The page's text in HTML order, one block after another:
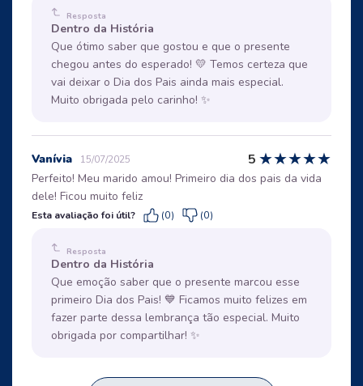
Resposta
Dentro da História
Que ótimo saber que gostou e que o presente
chegou antes do esperado! 💛 Temos certeza que
vai deixar o Dia dos Pais ainda mais especial.
Muito obrigada pelo carinho! ✨
Vanívia 15/07/2025 5 ★★★★★
Perfeito! Meu marido amou! Primeiro dia dos pais da vida
dele! Ficou muito feliz
Esta avaliação foi útil? (0) (0)
Resposta
Dentro da História
Que emoção saber que o presente marcou esse
primeiro Dia dos Pais! 💙 Ficamos muito felizes em
fazer parte dessa lembrança tão especial. Muito
obrigada por compartilhar! ✨